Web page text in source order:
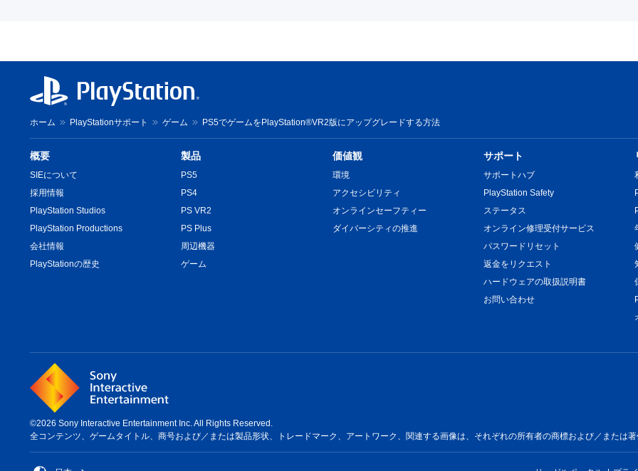
ホーム PlayStationサポート ゲーム PS5でゲームをPlayStation®VR2版にアップグレードする方法
概要
SIEについて
採用情報
PlayStation Studios
PlayStation Productions
会社情報
PlayStationの歴史
製品
PS5
PS4
PS VR2
PS Plus
周辺機器
ゲーム
価値観
環境
アクセシビリティ
オンラインセーフティー
ダイバーシティの推進
サポート
サポートハブ
PlayStation Safety
ステータス
オンライン修理受付サービス
パスワードリセット
返金をリクエスト
ハードウェアの取扱説明書
お問い合わせ
©2026 Sony Interactive Entertainment Inc. All Rights Reserved.
全コンテンツ、ゲームタイトル、商号および／または製品形状、トレードマーク、アートワーク、関連する画像は、それぞれの所有者の商標および／または